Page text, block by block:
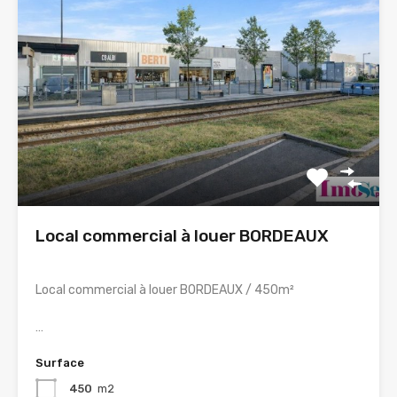
Local commercial à louer BORDEAUX
Local commercial à louer BORDEAUX / 450m²
…
Surface
450 m2